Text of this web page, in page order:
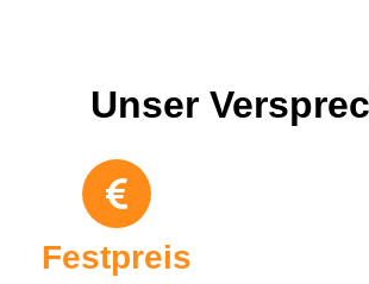
Unser
Festpreis